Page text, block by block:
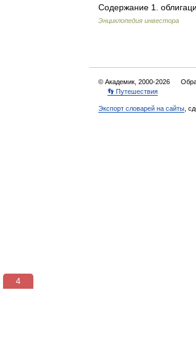
Содержание 1.
Энциклопедия инвестора
© Академик, 2000-2026
👣 Путешествия
Экспорт словарей на сайты ,
3